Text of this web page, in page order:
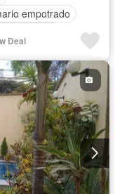
empotrado
de servicio
Jacuzzi
Seguridad
amoblar
Deal